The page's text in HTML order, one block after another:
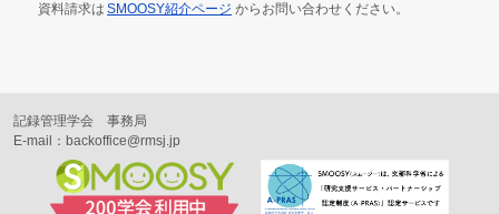
資料請求は SMOOSY紹介ページ からお問い合わせください。
記録管理学会 事務局
E-mail：backoffice@rmsj.jp